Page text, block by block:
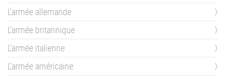
L'armée allemande
L'armée britannique
L'armée italienne
L'armée américaine